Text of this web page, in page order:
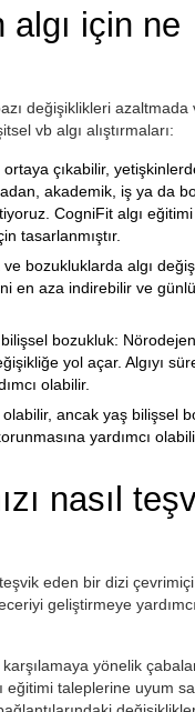
için ne
değişiklikleri
vb algı alıştırmaları:
çıkabilir,
akademik, iş ya da
CogniFit algı eğitimi
tasarlanmıştır.
bozukluklarda algı
en aza indirebilir ve
bozukluk:
yol açar. Algıyı
olabilir.
olabilir, ancak yaş bilişsel
yardımcı
nasıl
eden bir dizi
geliştirmeye
yönelik
taleplerine uyum